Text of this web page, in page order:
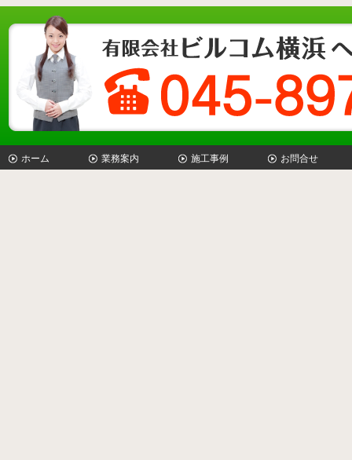
ホーム 業務案内 施工事例 お問合せ